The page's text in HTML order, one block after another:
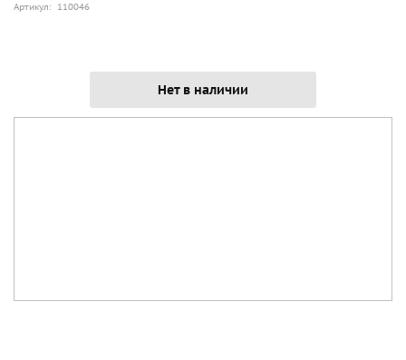
Артикул: 110046
Нет в наличии